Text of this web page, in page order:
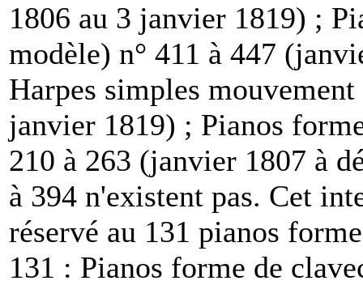
1806 au 3 janvier 1819) ;
modèle) n° 411 à 447
Harpes simples
janvier 1819) ; Pianos
210 à 263 (janvier 1807 à
à 394 n'existent pas. Cet
réservé au 131 pianos
131 : Pianos forme de